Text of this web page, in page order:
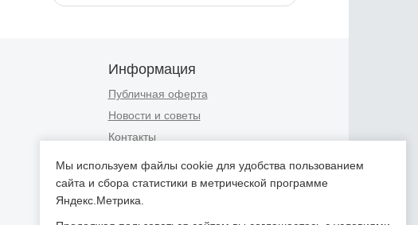
Информация
Публичная оферта
Новости и советы
Контакты
персональных данных
Пользовательское соглашение
Мы используем файлы cookie для удобства пользованием
сайта и сбора статистики в метрической программе
Яндекс.Метрика.